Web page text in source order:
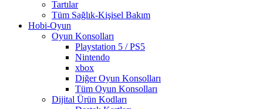
Tartılar
Tüm Sağlık-Kişisel Bakım
Hobi-Oyun
Oyun Konsolları
Playstation 5 / PS5
Nintendo
xbox
Diğer Oyun Konsolları
Tüm Oyun Konsolları
Dijital Ürün Kodları